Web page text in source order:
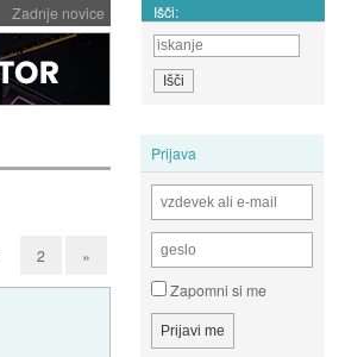
Zadnje novice Išči:
Prijava
Zapomni si me
2 »